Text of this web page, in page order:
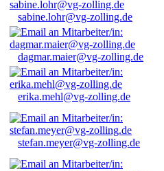
sabine.lohr@vg-zolling.de
dagmar.maier@vg-zolling.de
erika.mehl@vg-zolling.de
stefan.meyer@vg-zolling.de